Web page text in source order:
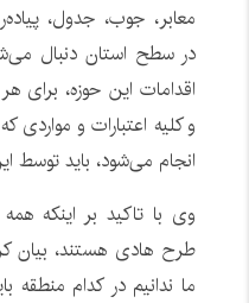
معابر، جوب، جدول،
در سطح استان دنبال
اقدامات این حوزه، برای
و کلیه اعتبارات و مواردی
انجام می‌شود، باید توسط
وی با تاکید بر اینکه
طرح هادی هستند، بیان
ما ندانیم در کدام منطقه